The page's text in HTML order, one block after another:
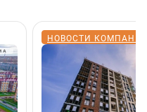
НОВОСТИ